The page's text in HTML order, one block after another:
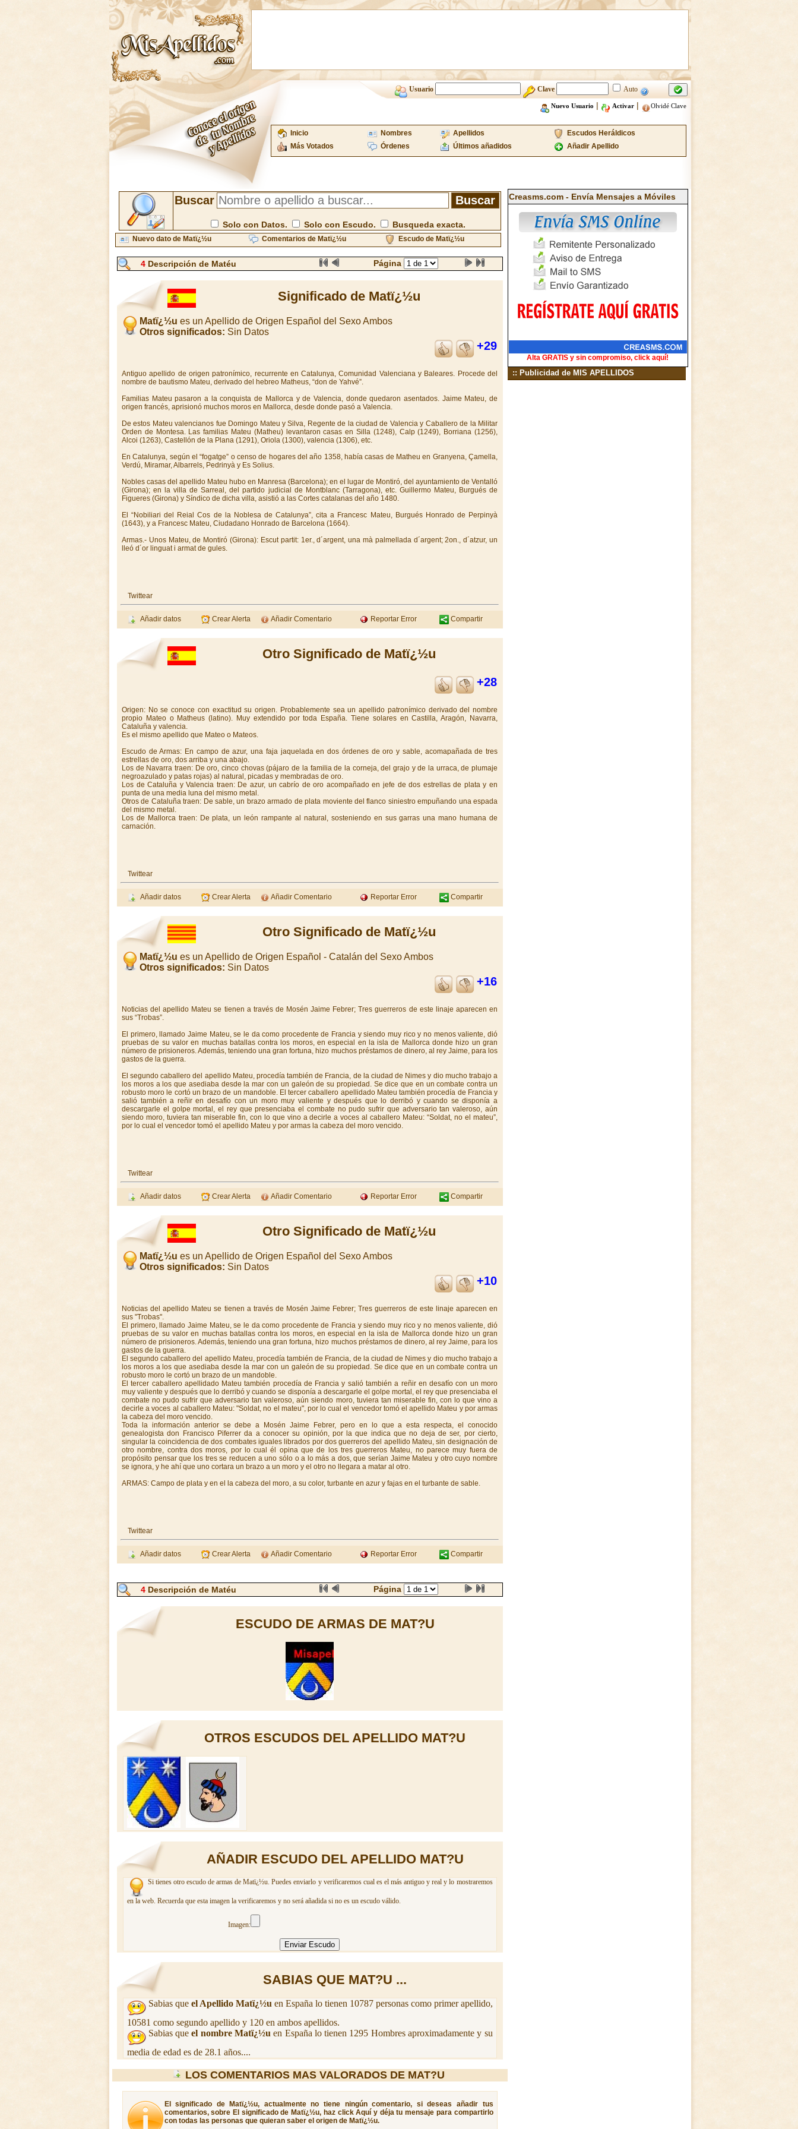
Usuario Clave Auto
Nuevo Usuario | Activar| Olvidé Clave
Inicio Nombres Apellidos
Escudos Heráldicos
Más Votados
Órdenes Últimos añadidos Añadir Apellido
Buscar
Solo con Datos. Solo con Escudo. Busqueda exacta.
Nuevo dato de Matï¿½u Comentarios de Matï¿½u Escudo de Matï¿½u
4Descripción de Matéu Página
Significado de Matï¿½u
Matï¿½u es un Apellido de Origen Español del Sexo Ambos
Otros significados: Sin Datos
+29
Antiguo apellido de origen patronímico, recurrente en Catalunya, Comunidad Valenciana y Baleares. Procede del
nombre de bautismo Mateu, derivado del hebreo Matheus, “don de Yahvé”.
Familias Mateu pasaron a la conquista de Mallorca y de Valencia, donde quedaron asentados. Jaime Mateu, de
origen francés, aprisionó muchos moros en Mallorca, desde donde pasó a Valencia.
De estos Mateu valencianos fue Domingo Mateu y Silva, Regente de la ciudad de Valencia y Caballero de la Militar
Orden de Monte­sa. Las familias Mateu (Matheu) levantaron casas en Silla (1248), Calp (1249), Borriana (1256),
Alcoi (1263), Castellón de la Plana (1291), Oriola (1300), valencia (1306), etc.
En Catalunya, según el “fogatge” o censo de hogares del año 1358, había casas de Matheu en Granyena, Çamella,
Verdú, Miramar, Albarrels, Pedrinyà y Es Solius.
Nobles casas del apellido Mateu hubo en Manresa (Barcelona); en el lugar de Montiró, del ayuntamiento de Ventalló
(Girona); en la villa de Sarreal, del partido judicial de Montblanc (Tarragona), etc. Guillermo Mateu, Burgués de
Figueres (Girona) y Síndico de dicha villa, asistió a las Cortes catalanas del año 1480.
El “Nobiliari del Reial Cos de la Noblesa de Catalunya”, cita a Francesc Mateu, Burgués Honrado de Perpinyà
(1643), y a Francesc Mateu, Ciudadano Honrado de Barcelona (1664).
Armas.- Unos Mateu, de Montiró (Girona): Escut partit: 1er., d´argent, una mà palmellada d´argent; 2on., d´atzur, un
lleó d´or linguat i armat de gules.
Twittear
Añadir datos Crear Alerta Añadir Comentario Reportar Error Compartir
Otro Significado de Matï¿½u
+28
Origen: No se conoce con exactitud su origen. Probablemente sea un apellido patronímico derivado del nombre
propio Mateo o Matheus (latino). Muy extendido por toda España. Tiene solares en Castilla, Aragón, Navarra,
Cataluña y valencia.
Es el mismo apellido que Mateo o Mateos.
Escudo de Armas: En campo de azur, una faja jaquelada en dos órdenes de oro y sable, acomapañada de tres
estrellas de oro, dos arriba y una abajo.
Los de Navarra traen: De oro, cinco chovas (pájaro de la familia de la corneja, del grajo y de la urraca, de plumaje
negroazulado y patas rojas) al natural, picadas y membradas de oro.
Los de Cataluña y Valencia traen: De azur, un cabrío de oro acompañado en jefe de dos estrellas de plata y en
punta de una media luna del mismo metal.
Otros de Cataluña traen: De sable, un brazo armado de plata moviente del flanco siniestro empuñando una espada
del mismo metal.
Los de Mallorca traen: De plata, un león rampante al natural, sosteniendo en sus garras una mano humana de
carnación.
Twittear
Añadir datos Crear Alerta Añadir Comentario Reportar Error Compartir
Otro Significado de Matï¿½u
Matï¿½u es un Apellido de Origen Español - Catalán del Sexo Ambos
Otros significados: Sin Datos
+16
Noticias del apellido Mateu se tienen a través de Mosén Jaime Febrer; Tres guerreros de este linaje aparecen en
sus “Trobas”.
El primero, llamado Jaime Mateu, se le da como procedente de Francia y siendo muy rico y no menos valiente, dió
pruebas de su valor en muchas batallas contra los moros, en especial en la isla de Mallorca donde hizo un gran
número de prisioneros. Además, teniendo una gran fortuna, hizo muchos préstamos de dinero, al rey Jaime, para los
gastos de la guerra.
El segundo caballero del apellido Mateu, procedía también de Francia, de la ciudad de Nimes y dio mucho trabajo a
los moros a los que asediaba desde la mar con un galeón de su propiedad. Se dice que en un combate contra un
robusto moro le cortó un brazo de un mandoble. El tercer caballero apellidado Mateu también procedía de Francia y
salió también a reñir en desafío con un moro muy valiente y después que lo derribó y cuando se disponía a
descargarle el golpe mortal, el rey que presenciaba el combate no pudo sufrir que adversario tan valeroso, aún
siendo moro, tuviera tan miserable fin, con lo que vino a decirle a voces al caballero Mateu: “Soldat, no el mateu”,
por lo cual el vencedor tomó el apellido Mateu y por armas la cabeza del moro vencido.
Twittear
Añadir datos Crear Alerta Añadir Comentario Reportar Error Compartir
Otro Significado de Matï¿½u
Matï¿½u es un Apellido de Origen Español del Sexo Ambos
Otros significados: Sin Datos
+10
Noticias del apellido Mateu se tienen a través de Mosén Jaime Febrer; Tres guerreros de este linaje aparecen en
sus "Trobas".
El primero, llamado Jaime Mateu, se le da como procedente de Francia y siendo muy rico y no menos valiente, dió
pruebas de su valor en muchas batallas contra los moros, en especial en la isla de Mallorca donde hizo un gran
número de prisioneros. Además, teniendo una gran fortuna, hizo muchos préstamos de dinero, al rey Jaime, para los
gastos de la guerra.
El segundo caballero del apellido Mateu, procedía también de Francia, de la ciudad de Nimes y dio mucho trabajo a
los moros a los que asediaba desde la mar con un galeón de su propiedad. Se dice que en un combate contra un
robusto moro le cortó un brazo de un mandoble.
El tercer caballero apellidado Mateu también procedía de Francia y salió también a reñir en desafío con un moro
muy valiente y después que lo derribó y cuando se disponía a descargarle el golpe mortal, el rey que presenciaba el
combate no pudo sufrir que adversario tan valeroso, aún siendo moro, tuviera tan miserable fin, con lo que vino a
decirle a voces al caballero Mateu: "Soldat, no el mateu", por lo cual el vencedor tomó el apellido Mateu y por armas
la cabeza del moro vencido.
Toda la información anterior se debe a Mosén Jaime Febrer, pero en lo que a esta respecta, el conocido
genealogista don Francisco Piferrer da a conocer su opinión, por la que indica que no deja de ser, por cierto,
singular la coincidencia de dos combates iguales librados por dos guerreros del apellido Mateu, sin designación de
otro nombre, contra dos moros, por lo cual él opina que de los tres guerreros Mateu, no parece muy fuera de
propósito pensar que los tres se reducen a uno sólo o a lo más a dos, que serían Jaime Mateu y otro cuyo nombre
se ignora, y he ahí que uno cortara un brazo a un moro y el otro no llegara a matar al otro.
ARMAS: Campo de plata y en el la cabeza del moro, a su color, turbante en azur y fajas en el turbante de sable.
Twittear
Añadir datos Crear Alerta Añadir Comentario Reportar Error Compartir
4Descripción de Matéu Página
ESCUDO DE ARMAS DE MAT?U
OTROS ESCUDOS DEL APELLIDO MAT?U
AÑADIR ESCUDO DEL APELLIDO MAT?U
Si tienes otro escudo de armas de Matï¿½u. Puedes enviarlo y verificaremos cual es el más antiguo y real y lo mostraremos
en la web. Recuerda que esta imagen la verificaremos y no será añadida si no es un escudo válido.
Imagen:
SABIAS QUE MAT?U ...
Sabias que el Apellido Matï¿½u en España lo tienen 10787 personas como primer apellido,
10581 como segundo apellido y 120 en ambos apellidos.
Sabias queel nombre Matï¿½u en España lo tienen 1295 Hombres aproximadamente y su
media de edad es de 28.1 años....
LOS COMENTARIOS MAS VALORADOS DE MAT?U
El significado de Matï¿½u, actualmente no tiene ningún comentario, si deseas añadir tus
comentarios, sobre El significado de Matï¿½u, haz click Aquí y déja tu mensaje para compartirlo
con todas las personas que quieran saber el origen de Matï¿½u.
Creasms.com - Envía Mensajes a Móviles
Alta GRATIS y sin compromiso, click aquí!
:: Publicidad de MIS APELLIDOS